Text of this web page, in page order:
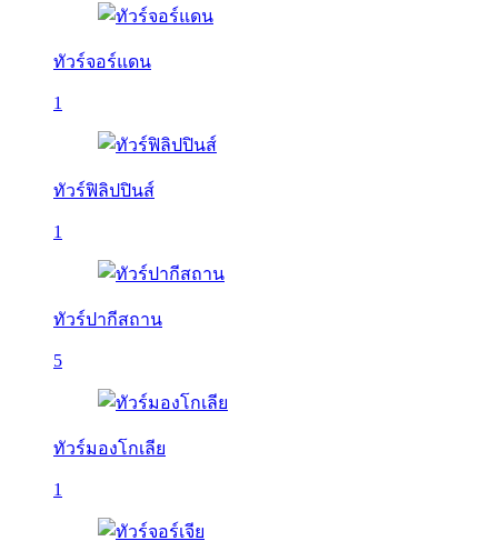
ทัวร์จอร์แดน
1
ทัวร์ฟิลิปปินส์
1
ทัวร์ปากีสถาน
5
ทัวร์มองโกเลีย
1